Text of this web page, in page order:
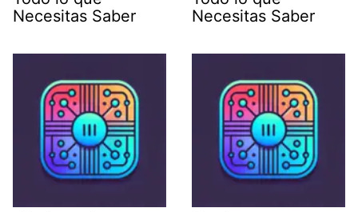
Necesitas Saber
Necesitas Saber